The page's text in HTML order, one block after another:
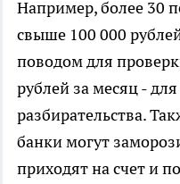
Например, более 30
свыше 100 000
поводом для
рублей за месяц -
разбирательства.
банки могут
приходят на счет и